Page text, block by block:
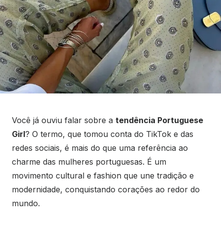
Você já ouviu falar sobre a tendência Portuguese
Girl? O termo, que tomou conta do TikTok e das
redes sociais, é mais do que uma referência ao
charme das mulheres portuguesas. É um
movimento cultural e fashion que une tradição e
modernidade, conquistando corações ao redor do
mundo.